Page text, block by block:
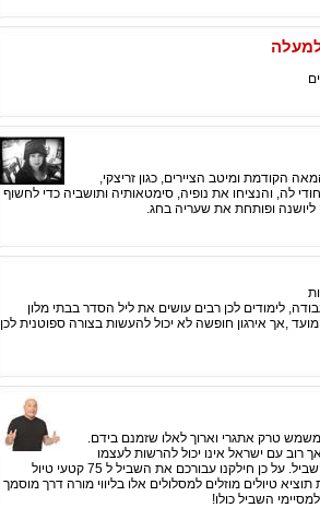
הקודמת ומיטב הציירים, כגון זריצקי,
לה, והנציחו את נופיה, סימטאותיה ותושביה כדי לחשוף
ופותחת את שעריה בחג.
לימודים לכן רבים עושים את ליל הסדר בבתי מלון
,אך אירגון חופשה לא יכול להעשות בצורה ספוטנית לכן
טרק אתגרי וארוך לאלו שזמנם בידם.
אך רוב עם ישראל אינו יכול להרשות לעצמו
להעלם מהבית והעבודה למספר חודשים על מנת להשלים את השביל. על כן חילקנו עבורכם את השביל ל 75 קטעי טיול
טיולים מוזלים למסלולים אלו בליווי מורה דרך מוסמך
השביל כולו!